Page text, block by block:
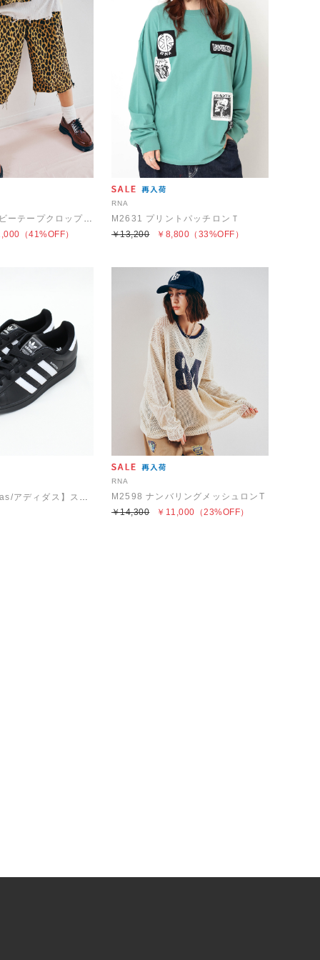
R4440 ウェービーテープクロップドパンツ
（41%OFF）
RNA
M2631 プリントパッチロンＴ
￥8,800
￥13,200 （33%OFF）
E5082 【adidas/アディダス】スーパースター2
RNA
M2598 ナンバリングメッシュロンT
￥11,000
￥14,300 （23%OFF）